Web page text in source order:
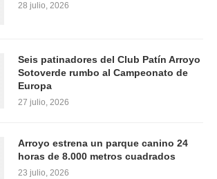
28 julio, 2026
Seis patinadores del Club Patín Arroyo
Sotoverde rumbo al Campeonato de
Europa
27 julio, 2026
Arroyo estrena un parque canino 24
horas de 8.000 metros cuadrados
23 julio, 2026